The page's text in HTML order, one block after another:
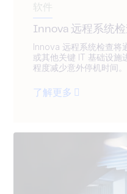
软件
Innova 远程系统检
Innova 远程系统检查将
或其他关键 IT 基础设施
程度减少意外停机时间。
了解更多